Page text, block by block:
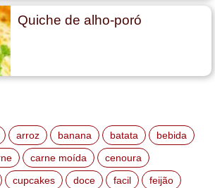
Quiche de alho-poró
arroz banana batata
bebida
carne moída
cenoura
cupcakes doce facil
feijão